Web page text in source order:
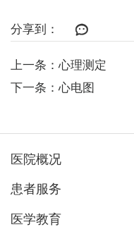
分享到：
上一条：心理测定
下一条：心电图
医院概况
患者服务
医学教育